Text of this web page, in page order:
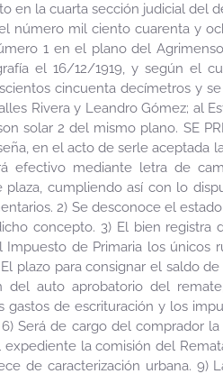
en la cuarta sección judicial del
número mil ciento cuarenta y
1 en el plano del
el 16/12/1919, y según el
cincuenta decímetros y se
Rivera y Leandro Gómez; al
solar 2 del mismo plano. SE
en el acto de serle aceptada
efectivo mediante letra de
cumpliendo así con lo
2) Se desconoce el
concepto. 3) El bien registra
de Primaria los únicos
plazo para consignar el saldo
del auto aprobatorio del
gastos de escrituración y los
Será de cargo del comprador
la comisión del
de caracterización urbana. 9)